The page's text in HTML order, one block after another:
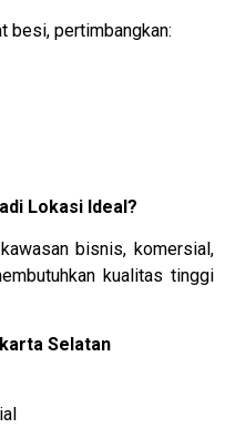
besi, pertimbangkan:
Lokasi Ideal?
bisnis, komersial,
kualitas tinggi
Selatan